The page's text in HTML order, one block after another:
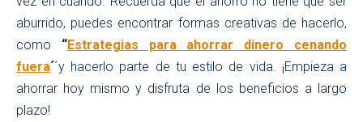
aburrido, puedes encontrar formas creativas de hacerlo,
como “Estrategias para ahorrar dinero cenando
fuera´´y hacerlo parte de tu estilo de vida. ¡Empieza a
ahorrar hoy mismo y disfruta de los beneficios a largo
plazo!